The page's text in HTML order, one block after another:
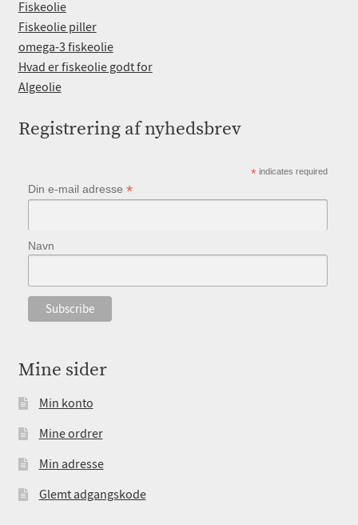
Fiskeolie
Fiskeolie piller
omega-3 fiskeolie
Hvad er fiskeolie godt for
Algeolie
Registrering af nyhedsbrev
*indicates required
Din e-mail adresse *
Navn
Mine sider
Min konto
Mine ordrer
Min adresse
Glemt adgangskode